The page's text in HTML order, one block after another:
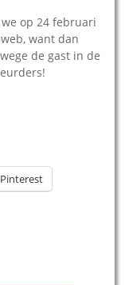
we op 24 februari
want dan
de gast in de
Pinterest